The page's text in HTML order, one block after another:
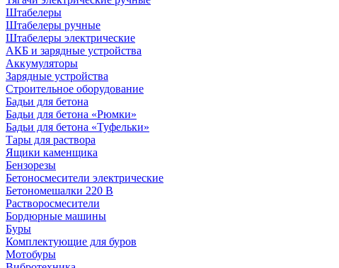
Штабелеры
Штабелеры ручные
Штабелеры электрические
АКБ и зарядные устройства
Аккумуляторы
Зарядные устройства
Строительное оборудование
Бадьи для бетона
Бадьи для бетона «Рюмки»
Бадьи для бетона «Туфельки»
Тары для раствора
Ящики каменщика
Бензорезы
Бетоносмесители электрические
Бетономешалки 220 В
Растворосмесители
Бордюрные машины
Буры
Комплектующие для буров
Мотобуры